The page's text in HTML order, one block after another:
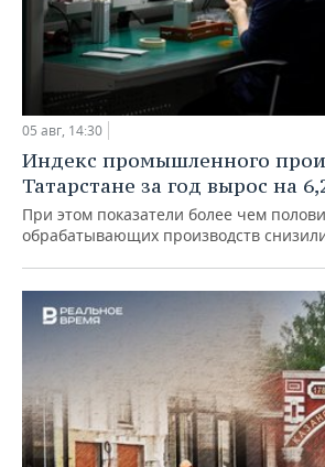
05 авг, 14:30
Индекс промышленного
Татарстане за год вырос на
При этом показатели более чем
обрабатывающих производств